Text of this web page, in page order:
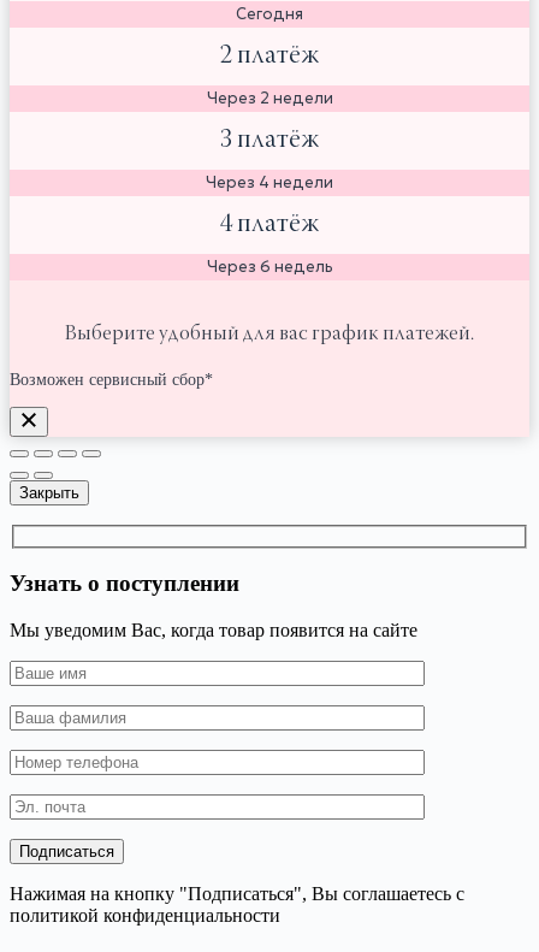
Сегодня
2 платёж
Через 2 недели
3 платёж
Через 4 недели
4 платёж
Через 6 недель
Выберите удобный для вас график платежей.
Возможен сервисный сбор*
Закрыть
Узнать о поступлении
Мы уведомим Вас, когда товар появится на сайте
Нажимая на кнопку "Подписаться", Вы соглашаетесь с
политикой конфиденциальности